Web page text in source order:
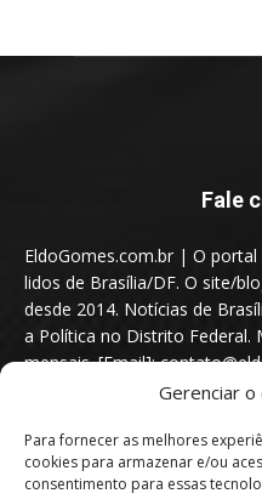
Gerenciar
Para fornecer as melhores
cookies para armazenar e/ou
consentimento para essas
Fale
EldoGomes.com.br | O
lidos de Brasília/DF. O site/
desde 2014. Notícias de
a Política no Distrito Federal.
mensais. [Email]: